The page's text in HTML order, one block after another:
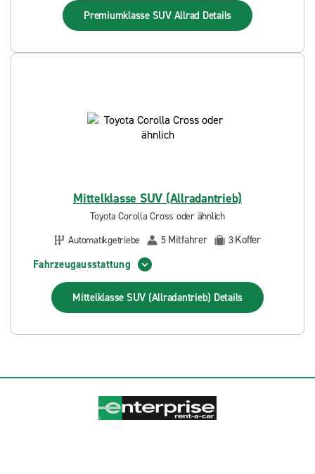
Premiumklasse SUV Allrad Details
Mittelklasse SUV (Allradantrieb)
Toyota Corolla Cross oder ähnlich
Automatikgetriebe
5 Mitfahrer 3Koffer
Fahrzeugausstattung
Mittelklasse SUV (Allradantrieb) Details